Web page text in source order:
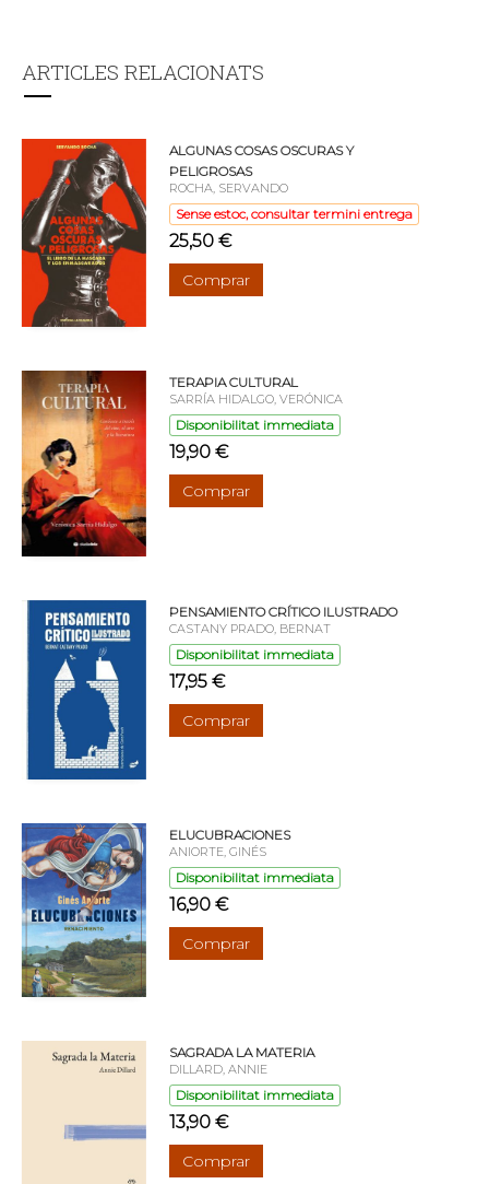
ARTICLES RELACIONATS
ALGUNAS COSAS OSCURAS Y
PELIGROSAS
ROCHA, SERVANDO
Sense estoc, consultar termini entrega
25,50 €
Comprar
TERAPIA CULTURAL
SARRÍA HIDALGO, VERÓNICA
Disponibilitat immediata
19,90 €
Comprar
PENSAMIENTO CRÍTICO ILUSTRADO
CASTANY PRADO, BERNAT
Disponibilitat immediata
17,95 €
Comprar
ELUCUBRACIONES
ANIORTE, GINÉS
Disponibilitat immediata
16,90 €
Comprar
SAGRADA LA MATERIA
DILLARD, ANNIE
Disponibilitat immediata
13,90 €
Comprar